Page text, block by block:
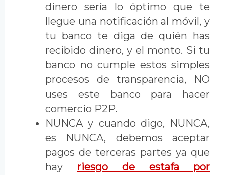
dinero sería lo óptimo que te
llegue una notificación al móvil, y
tu banco te diga de quién has
recibido dinero, y el monto. Si tu
banco no cumple estos simples
procesos de transparencia, NO
uses este banco para hacer
comercio P2P.
NUNCA y cuando digo, NUNCA,
es NUNCA, debemos aceptar
pagos de terceras partes ya que
hay riesgo de estafa por